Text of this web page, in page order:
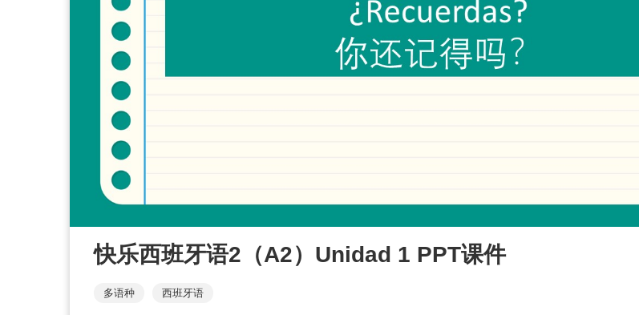
快乐西班牙语2（A2）Unidad 1 PPT课件
多语种 西班牙语